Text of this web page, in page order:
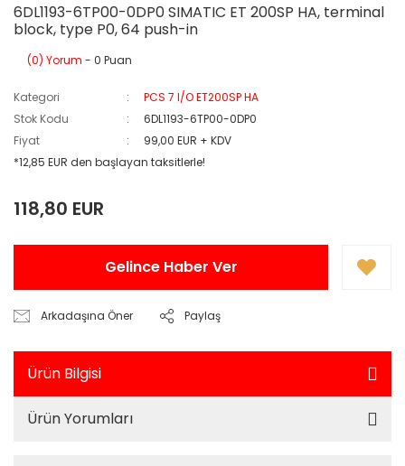
6DL1193-6TP00-0DP0 SIMATIC ET 200SP HA, terminal
block, type P0, 64 push-in
(0) Yorum - 0 Puan
Kategori
PCS 7 I/O ET200SP HA
Stok Kodu
6DL1193-6TP00-0DP0
Fiyat
99,00 EUR + KDV
*12,85 EUR den başlayan taksitlerle!
118,80 EUR
Gelince Haber Ver
Arkadaşına Öner Paylaş
Ürün Bilgisi
Ürün Yorumları